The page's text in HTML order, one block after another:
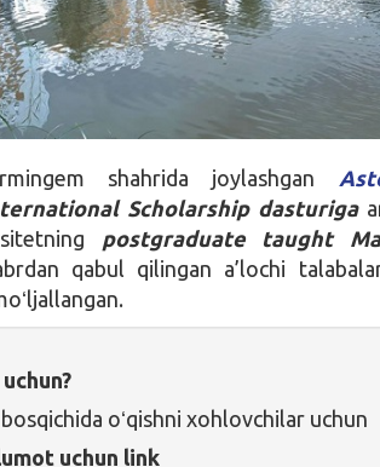
shahrida joylashgan
Scholarship dasturiga
postgraduate taught
qabul qilingan a’lochi
oʻqishni xohlovchilar uchun
uchun link